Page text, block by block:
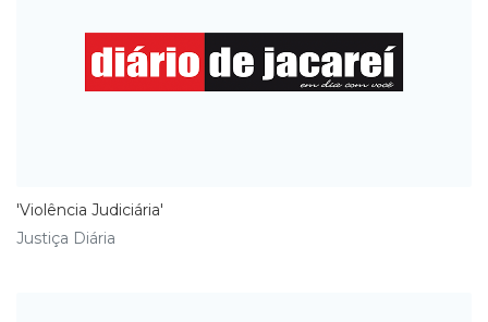
'Violência Judiciária'
Justiça Diária